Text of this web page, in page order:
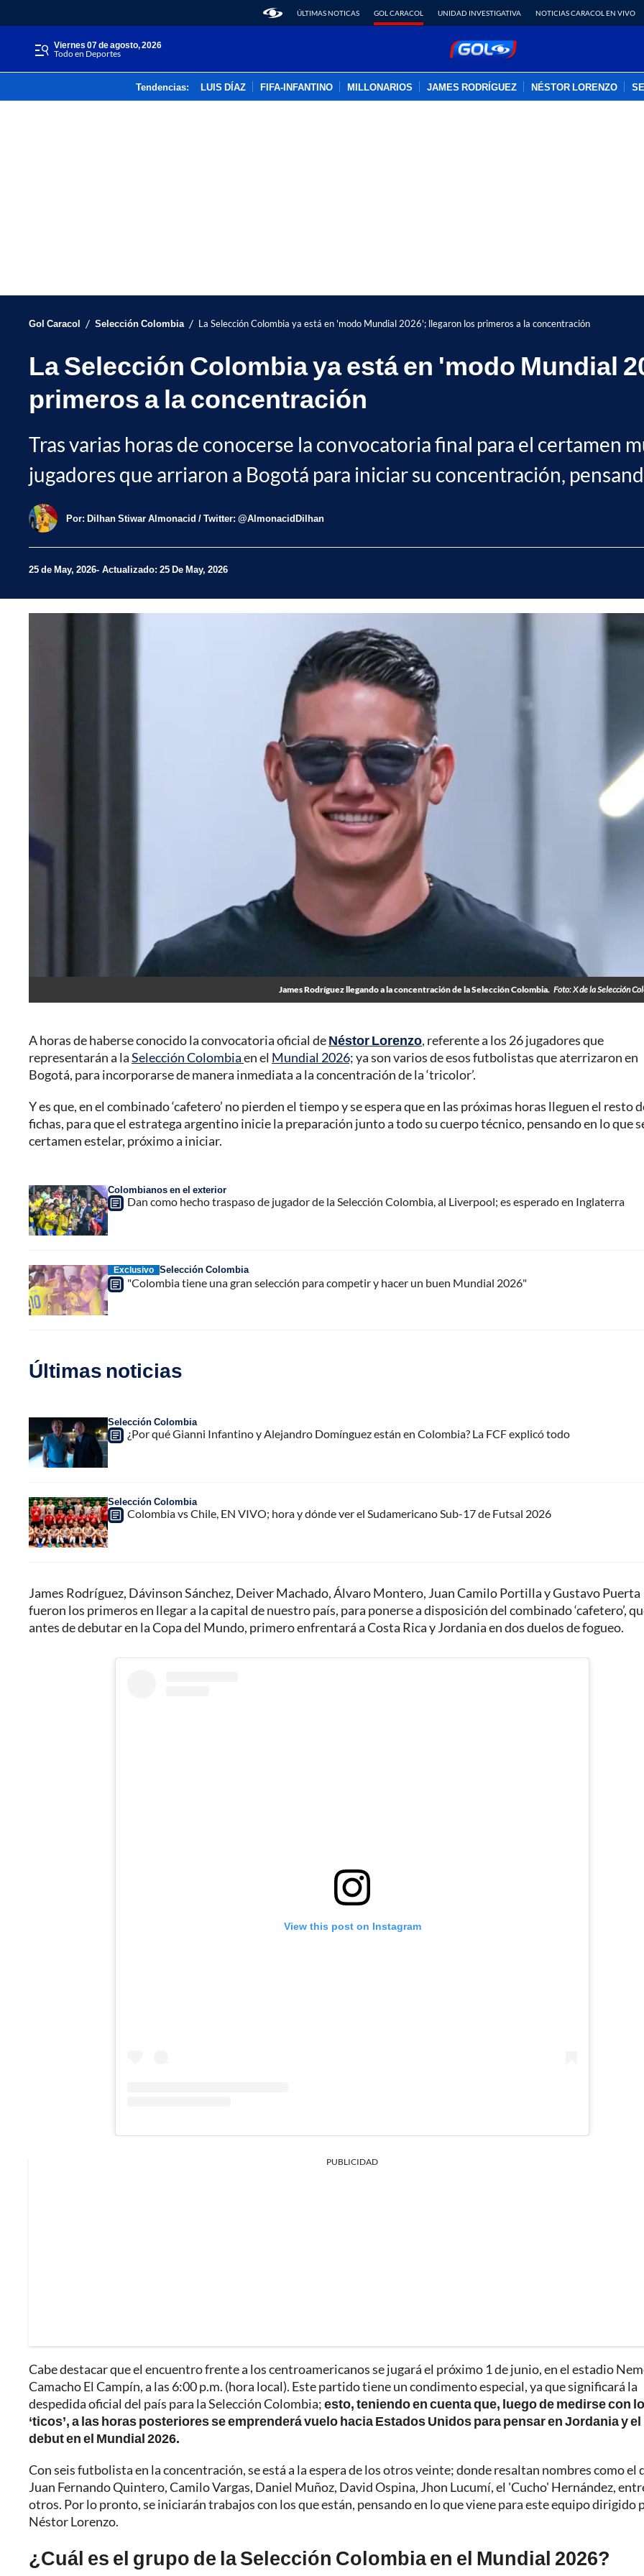
ÚLTIMAS NOTICAS GOL CARACOL UNIDAD INVESTIGATIVA NOTICIAS CARACOL EN VIVO
viernes 07 de agosto, 2026
Todo en Deportes
Tendencias: LUIS DÍAZ FIFA-INFANTINO MILLONARIOS JAMES RODRÍGUEZ NÉSTOR LORENZO
Gol Caracol / Selección Colombia / La Selección Colombia ya está en 'modo Mundial 2026'; llegaron los primeros a la concentración
La Selección Colombia ya está en 'modo Mundial
primeros a la concentración
Tras varias horas de conocerse la convocatoria final para el certamen
jugadores que arriaron a Bogotá para iniciar su concentración,
Por: Dilhan Stiwar Almonacid / Twitter: @AlmonacidDilhan
25 de May, 2026 Actualizado: 25 De May, 2026
James Rodríguez llegando a la concentración de la Selección Colombia. Foto: X de la Selección
A horas de haberse conocido la convocatoria oficial deNéstor Lorenzo, referente a los 26 jugadores que
representarán a laSelección Colombiaen el Mundial 2026;ya son varios de esos futbolistas que aterrizaron en
Bogotá, para incorporarse de manera inmediata a la concentración de la ‘tricolor’.
Y es que, en el combinado ‘cafetero’ no pierden el tiempo y se espera que en las próximas horas lleguen el resto
fichas, para que el estratega argentino inicie la preparación junto a todo su cuerpo técnico, pensando en lo que
certamen estelar, próximo a iniciar.
Colombianos en el exterior
Dan como hecho traspaso de jugador de la Selección Colombia, al Liverpool; es esperado en Inglaterra
Exclusivo Selección Colombia
"Colombia tiene una gran selección para competir y hacer un buen Mundial 2026"
Últimas noticias
Selección Colombia
¿Por qué Gianni Infantino y Alejandro Domínguez están en Colombia? La FCF explicó todo
Selección Colombia
Colombia vs Chile, EN VIVO; hora y dónde ver el Sudamericano Sub-17 de Futsal 2026
James Rodríguez, Dávinson Sánchez, Deiver Machado, Álvaro Montero, Juan Camilo Portilla y Gustavo Puerta
fueron los primeros en llegar a la capital de nuestro país, para ponerse a disposición del combinado ‘cafetero’,
antes de debutar en la Copa del Mundo, primero enfrentará a Costa Rica y Jordania en dos duelos de fogueo.
View this post on Instagram
PUBLICIDAD
Cabe destacar que el encuentro frente a los centroamericanos se jugará el próximo 1 de junio, en el estadio
Camacho El Campín, a las 6:00 p.m. (hora local). Este partido tiene un condimento especial, ya que significará la
despedida oficial del país para la Selección Colombia;esto, teniendo en cuenta que, luego de medirse con
‘ticos’, a las horas posteriores se emprenderá vuelo hacia Estados Unidos para pensar en Jordania y el
debut en el Mundial 2026.
Con seis futbolista en la concentración, se está a la espera de los otros veinte; donde resaltan nombres como el
Juan Fernando Quintero, Camilo Vargas, Daniel Muñoz, David Ospina, Jhon Lucumí, el 'Cucho' Hernández,
otros. Por lo pronto, se iniciarán trabajos con los que están, pensando en lo que viene para este equipo dirigido
Néstor Lorenzo.
¿Cuál es el grupo de la Selección Colombia en el Mundial 2026?